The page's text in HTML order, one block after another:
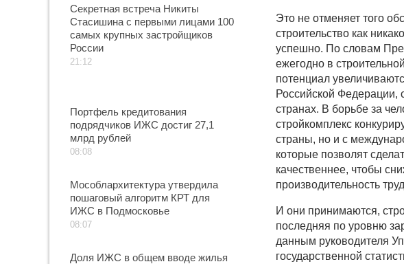
Секретная встреча Никиты
Стасишина с первыми лицами 100
самых крупных застройщиков
России
21:12
Портфель кредитования
подрядчиков ИЖС достиг 27,1
млрд рублей
08:08
Мособлархитектура утвердила
пошаговый алгоритм КРТ для
ИЖС в Подмосковье
08:07
Доля ИЖС в общем вводе жилья
Это не отменяет того
строительство как
успешно. По словам
ежегодно в
потенциал
Российской Федерации,
странах. В борьбе за
стройкомплекс
страны, но и с
которые позволят
качественнее, чтобы
производительность
И они принимаются,
последняя по уровню
данным руководителя
государственной